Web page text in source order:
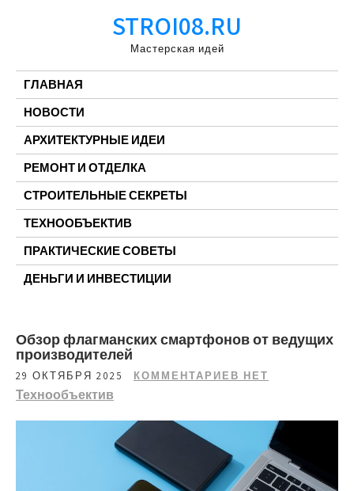
STROI08.RU
Мастерская идей
ГЛАВНАЯ
НОВОСТИ
АРХИТЕКТУРНЫЕ ИДЕИ
РЕМОНТ И ОТДЕЛКА
СТРОИТЕЛЬНЫЕ СЕКРЕТЫ
ТЕХНООБЪЕКТИВ
ПРАКТИЧЕСКИЕ СОВЕТЫ
ДЕНЬГИ И ИНВЕСТИЦИИ
Обзор флагманских смартфонов от ведущих
производителей
29 ОКТЯБРЯ 2025 КОММЕНТАРИЕВ НЕТ
Технообъектив